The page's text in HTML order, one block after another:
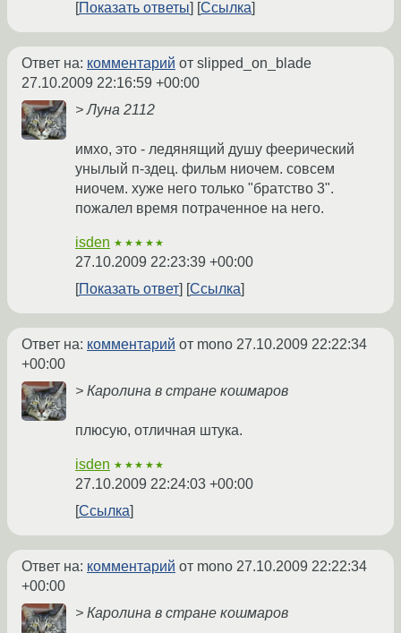
Показать ответы Ссылка
Ответ на: комментарий от slipped_on_blade
27.10.2009 22:16:59 +00:00
> Луна 2112
имхо, это - ледянящий душу феерический
унылый п-здец. фильм ниочем. совсем
ниочем. хуже него только "братство 3".
пожалел время потраченное на него.
isden ★★★★★
27.10.2009 22:23:39 +00:00
Показать ответ
Ссылка
Ответ на: комментарий от mono 27.10.2009 22:22:34
+00:00
> Каролина в стране кошмаров
плюсую, отличная штука.
isden ★★★★★
27.10.2009 22:24:03 +00:00
Ссылка
Ответ на: комментарий от mono 27.10.2009 22:22:34
+00:00
> Каролина в стране кошмаров